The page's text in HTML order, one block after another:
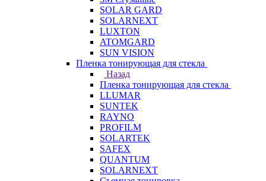
SOLAR GARD
SOLARNEXT
LUXTON
ATOMGARD
SUN VISION
Пленка тонирующая для стекла
Назад
Пленка тонирующая для стекла
LLUMAR
SUNTEK
RAYNO
PROFILM
SOLARTEK
SAFEX
QUANTUM
SOLARNEXT